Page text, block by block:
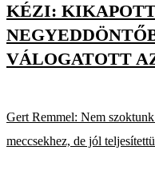
KÉZI:
VÁLOGATOTT
Gert Remmel: Nem
meccsekhez, de jól